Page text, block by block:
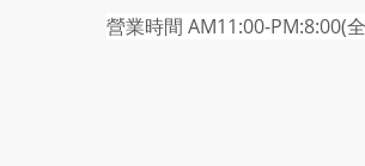
營業時間 AM11:00-PM:8:00(